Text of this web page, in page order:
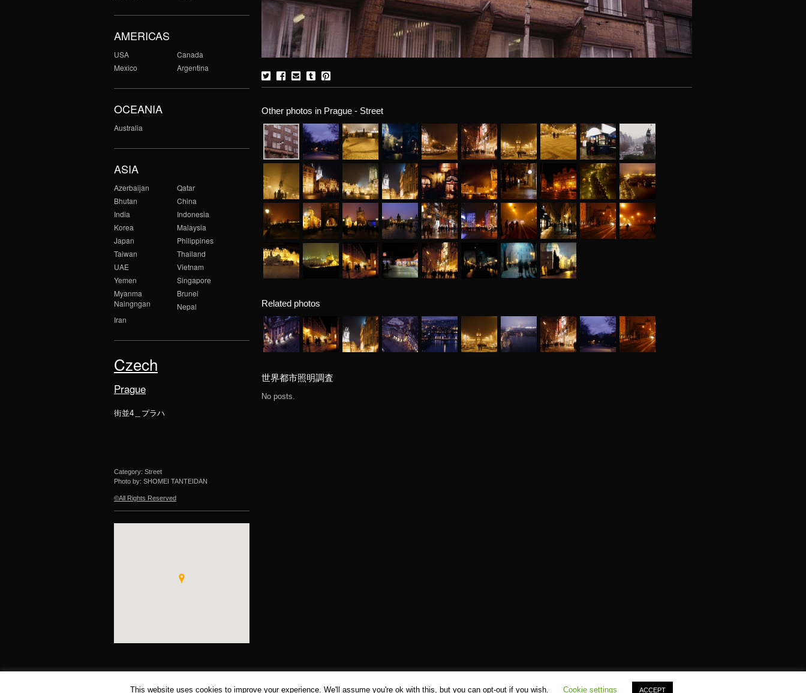
AMERICAS
USA
Canada
Mexico
Argentina
OCEANIA
Australia
ASIA
Azerbaijan
Qatar
Bhutan
China
India
Indonesia
Korea
Malaysia
Japan
Philippines
Taiwan
Thailand
UAE
Vietnam
Yemen
Singapore
Myanma
Naingngan
Brunei
Nepal
Iran
Czech
Prague
街並4＿プラハ
Category: Street
Photo by: SHOMEI TANTEIDAN
©All Rights Reserved
Other photos in Prague - Street
Related photos
世界都市照明調査
No posts.
This website uses cookies to improve your experience. We'll assume you're ok with this, but you can opt-out if you wish. Cookie settings ACCEPT